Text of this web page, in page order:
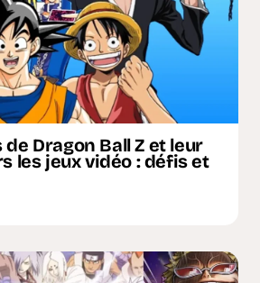
Dragon Ball Z et leur
les jeux vidéo : défis et